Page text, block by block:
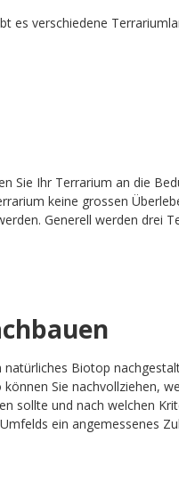
es verschiedene
Sie Ihr Terrarium an die
keine grossen
Generell werden drei
Biotop
Sie nachvollziehen,
sollte und nach welchen
ein angemessenes